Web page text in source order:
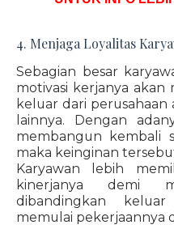
4. Menjaga Loyalitas
Sebagian besar
motivasi kerjanya
keluar dari
lainnya. Dengan
membangun kembali
maka keinginan
Karyawan lebih
kinerjanya demi
dibandingkan
memulai pekerjaannya